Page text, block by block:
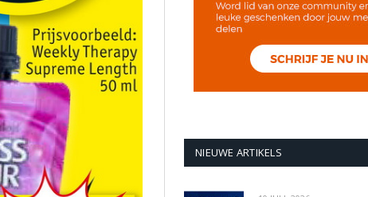
NIEUWE ARTIKELS